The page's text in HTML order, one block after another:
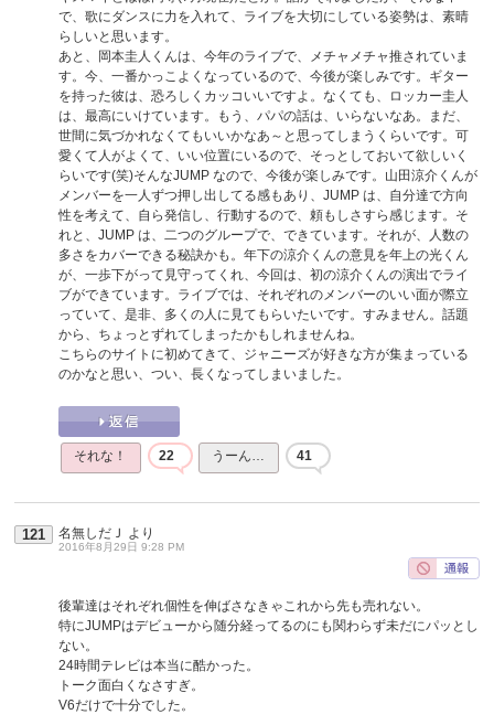
で、歌にダンスに力を入れて、ライブを大切にしている姿勢は、素晴
らしいと思います。
あと、岡本圭人くんは、今年のライブで、メチャメチャ推されていま
す。今、一番かっこよくなっているので、今後が楽しみです。ギター
を持った彼は、恐ろしくカッコいいですよ。なくても、ロッカー圭人
は、最高にいけています。もう、パパの話は、いらないなあ。まだ、
世間に気づかれなくてもいいかなあ～と思ってしまうくらいです。可
愛くて人がよくて、いい位置にいるので、そっとしておいて欲しいく
らいです(笑)そんなJUMP なので、今後が楽しみです。山田涼介くんが
メンバーを一人ずつ押し出してる感もあり、JUMP は、自分達で方向
性を考えて、自ら発信し、行動するので、頼もしさすら感じます。そ
れと、JUMP は、二つのグループで、できています。それが、人数の
多さをカバーできる秘訣かも。年下の涼介くんの意見を年上の光くん
が、一歩下がって見守ってくれ、今回は、初の涼介くんの演出でライ
ブができています。ライブでは、それぞれのメンバーのいい面が際立
っていて、是非、多くの人に見てもらいたいです。すみません。話題
から、ちょっとずれてしまったかもしれませんね。
こちらのサイトに初めてきて、ジャニーズが好きな方が集まっている
のかなと思い、つい、長くなってしまいました。
それな！ 22 うーん… 41
121 名無しだＪ より
2016年8月29日 9:28 PM
後輩達はそれぞれ個性を伸ばさなきゃこれから先も売れない。
特にJUMPはデビューから随分経ってるのにも関わらず未だにパッとし
ない。
24時間テレビは本当に酷かった。
トーク面白くなさすぎ。
V6だけで十分でした。